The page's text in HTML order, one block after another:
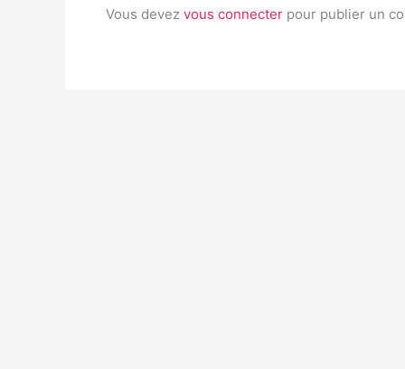
Vous devez vous connecter pour publier un